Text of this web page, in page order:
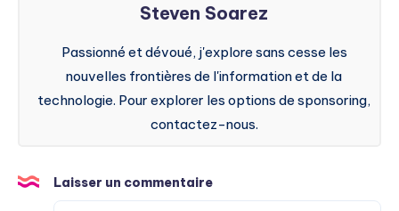
Steven Soarez
Passionné et dévoué, j'explore sans cesse les
nouvelles frontières de l'information et de la
technologie. Pour explorer les options de sponsoring,
contactez-nous.
Laisser un commentaire